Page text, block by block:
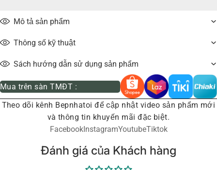
Mô tả sản phẩm
Thông số kỹ thuật
Sách hướng dẫn sử dụng sản phẩm
Mua trên sàn TMĐT :
Theo dõi kênh Bepnhatoi để cập nhật video sản phẩm mới
và thông tin khuyến mãi đặc biệt.
FacebookInstagramYoutubeTiktok
Đánh giá của Khách hàng